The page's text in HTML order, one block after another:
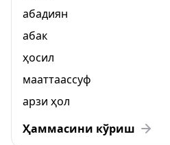
абадиян
абак
ҳосил
мааттаассуф
арзи ҳол
Ҳаммасини кўриш